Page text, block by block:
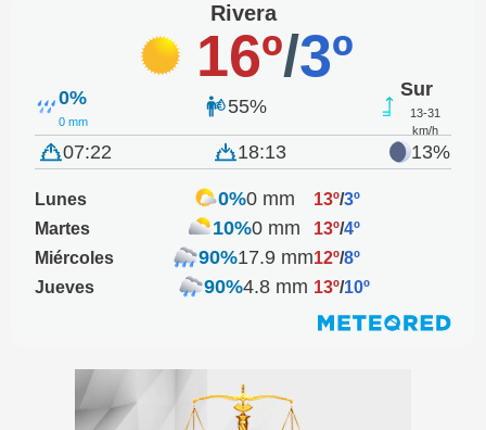
Rivera
16º/3º
0%
0 mm
55%
Sur
13-31
km/h
07:22 18:13 13%
Lunes 0%0 mm 13º/3º
Martes
10%0 mm 13º/4º
Miércoles
90%17.9 mm12º/8º
Jueves
90%4.8 mm 13º/10º